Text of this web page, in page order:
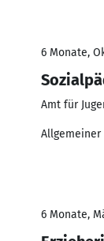
6 Monate,
Amt für
6 Monate,